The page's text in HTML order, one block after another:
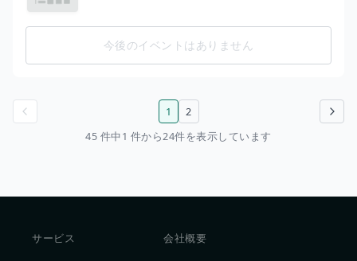
今後のイベントはありません
次のページ
1
2
45 件中1 件から24件を表示しています
サービス 会社概要